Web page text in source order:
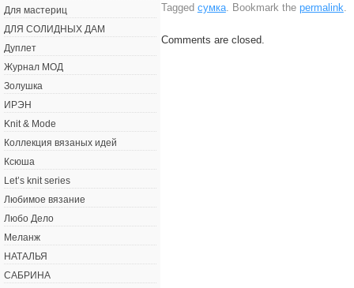
Tagged сумка. Bookmark the permalink
Comments are closed.
Для мастериц
ДЛЯ СОЛИДНЫХ ДАМ
Дуплет
Журнал МОД
Золушка
ИРЭН
Knit & Mode
Коллекция вязаных идей
Ксюша
Let’s knit series
Любимое вязание
Любо Дело
Меланж
НАТАЛЬЯ
САБРИНА